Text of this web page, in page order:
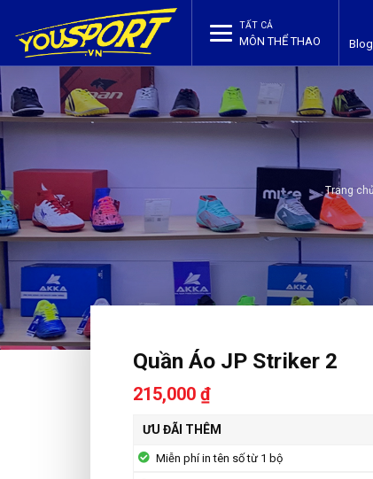
TẤT CẢ
MÔN THỂ THAO
Trang
Quần Áo JP Striker 2
215,000 ₫
ƯU ĐÃI THÊM
Miễn phí in tên số từ 1 bộ